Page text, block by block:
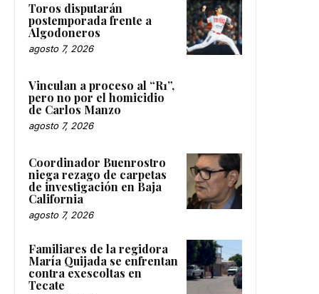
Toros disputarán
postemporada frente a
Algodoneros
agosto 7, 2026
Vinculan a proceso al “R1”,
pero no por el homicidio
de Carlos Manzo
agosto 7, 2026
Coordinador Buenrostro
niega rezago de carpetas
de investigación en Baja
California
agosto 7, 2026
Familiares de la regidora
María Quijada se enfrentan
contra exescoltas en
Tecate